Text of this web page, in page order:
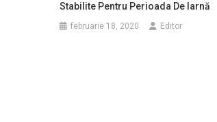
Stabilite Pentru Perioada De Iarnă
februarie 18, 2020 Editor